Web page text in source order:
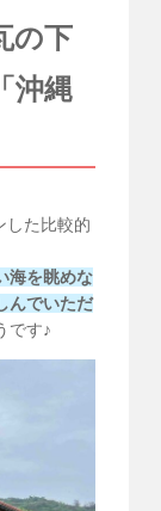
の下
沖縄
した比較的
海を眺めな
んでいただ
です♪